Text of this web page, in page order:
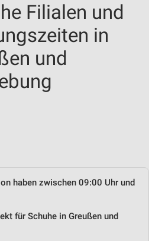
Filialen und
in
und
haben zwischen 09:00 Uhr und
für Schuhe in Greußen und